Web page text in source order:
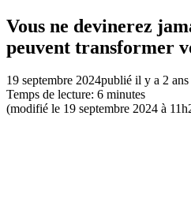
Vous ne devinerez
peuvent transformer
19 septembre 2024publié il y a 2 ans
Temps de lecture: 6 minutes
(modifié le 19 septembre 2024 à